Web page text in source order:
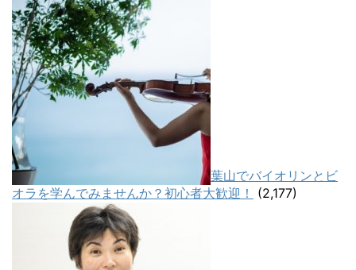
葉山でバイオリンとビ
オラを学んでみませんか？初心者大歓迎！
(2,177)